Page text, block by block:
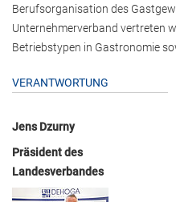
Berufsorganisation des
Unternehmerverband vertreten
Betriebstypen in Gastronomie
VERANTWORTUNG
Jens Dzurny
Präsident des
Landesverbandes